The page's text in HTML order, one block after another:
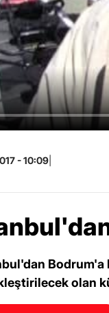
- 10:09
Bodrum'a
olan